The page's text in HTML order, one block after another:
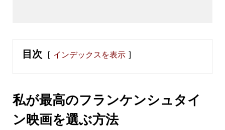
目次 インデックスを表示
私が最高のフランケンシュタイ
ン映画を選ぶ方法